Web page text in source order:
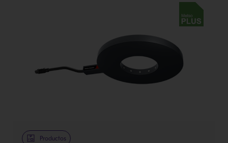
Metso Plus
Productos